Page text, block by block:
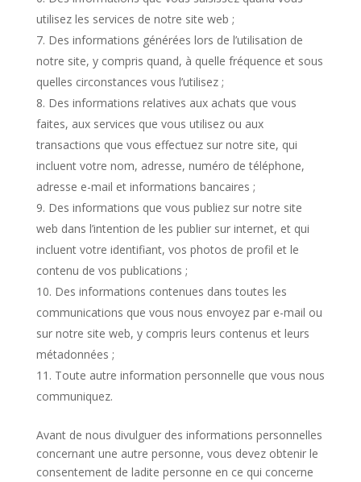
utilisez les services de notre site web ;
Des informations générées lors de l’utilisation de
notre site, y compris quand, à quelle fréquence et sous
quelles circonstances vous l’utilisez ;
Des informations relatives aux achats que vous
faites, aux services que vous utilisez ou aux
transactions que vous effectuez sur notre site, qui
incluent votre nom, adresse, numéro de téléphone,
adresse e-mail et informations bancaires ;
Des informations que vous publiez sur notre site
web dans l’intention de les publier sur internet, et qui
incluent votre identifiant, vos photos de profil et le
contenu de vos publications ;
Des informations contenues dans toutes les
communications que vous nous envoyez par e-mail ou
sur notre site web, y compris leurs contenus et leurs
métadonnées ;
Toute autre information personnelle que vous nous
communiquez.
Avant de nous divulguer des informations personnelles
concernant une autre personne, vous devez obtenir le
consentement de ladite personne en ce qui concerne